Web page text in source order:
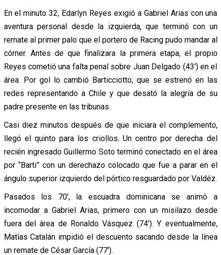
En el minuto 32, Edarlyn Reyes exigió a Gabriel Arias con una
aventura personal desde la izquierda, que terminó con un
remate al primer palo que el portero de Racing pudo mandar al
córner. Antes de que finalizara la primera etapa, el propio
Reyes cometió una falta penal sobre Juan Delgado (43′) en el
área. Por gol lo cambió Barticciotto, que se estrenó en las
redes representando a Chile y que desató la alegría de su
padre presente en las tribunas.
Casi diez minutos después de que iniciara el complemento,
llegó el quinto para los criollos. Un centro por derecha del
recién ingresado Guillermo Soto terminó conectado en el área
por “Barti” con un derechazo colocado que fue a parar en el
ángulo superior izquierdo del pórtico resguardado por Valdéz.
Pasados los 70′, la escuadra dominicana se animó a
incomodar a Gabriel Arias, primero con un misilazo desde
fuera del área de Ronaldo Vásquez (74′). Y eventualmente,
Matías Catalán impidió el descuento sacando desde la línea
un remate de César García (77′).